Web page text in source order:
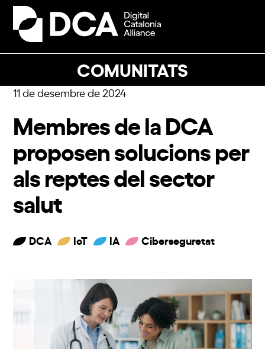
Skip
content
COMUNITATS
Open
mobile
Close
mobile
11 de desembre de 2024
Membres de la DCA
proposen solucions per
als reptes del sector
salut
DCA IoT IA Ciberseguretat